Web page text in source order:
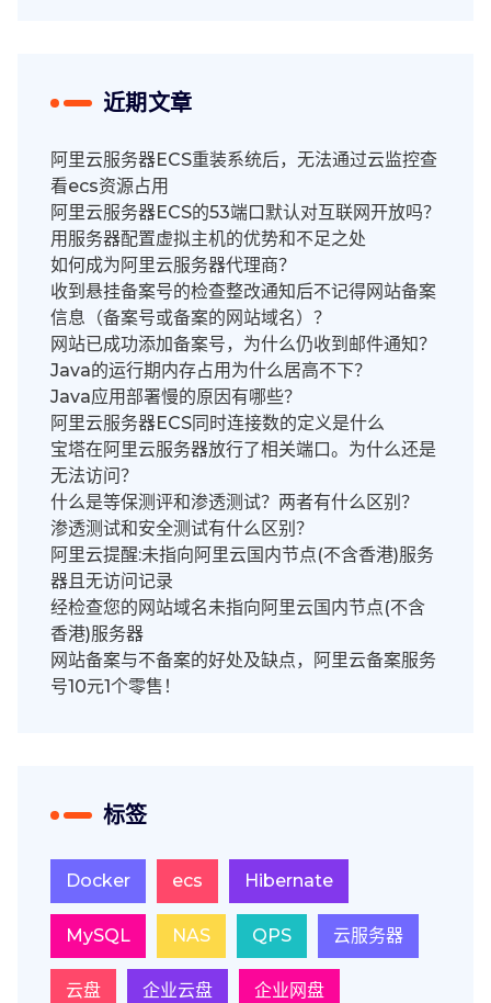
近期文章
阿里云服务器ECS重装系统后，无法通过云监控查
看ecs资源占用
阿里云服务器ECS的53端口默认对互联网开放吗？
用服务器配置虚拟主机的优势和不足之处
如何成为阿里云服务器代理商？
收到悬挂备案号的检查整改通知后不记得网站备案
信息（备案号或备案的网站域名）？
网站已成功添加备案号，为什么仍收到邮件通知？
Java的运行期内存占用为什么居高不下？
Java应用部署慢的原因有哪些？
阿里云服务器ECS同时连接数的定义是什么
宝塔在阿里云服务器放行了相关端口。为什么还是
无法访问？
什么是等保测评和渗透测试？两者有什么区别？
渗透测试和安全测试有什么区别？
阿里云提醒:未指向阿里云国内节点(不含香港)服务
器且无访问记录
经检查您的网站域名未指向阿里云国内节点(不含
香港)服务器
网站备案与不备案的好处及缺点，阿里云备案服务
号10元1个零售！
标签
Docker ecs Hibernate
MySQL NAS QPS 云服务器
云盘 企业云盘 企业网盘